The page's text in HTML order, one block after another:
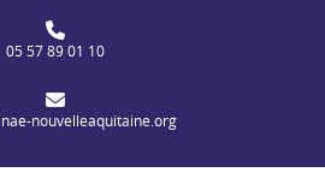
05 57 89 01 10
nouvelleaquitaine.org